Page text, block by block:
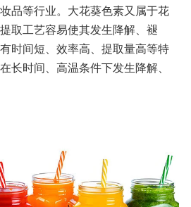
品等行业。大花葵色素又属于花
取工艺容易使其发生降解、褪
时间短、效率高、提取量高等特
长时间、高温条件下发生降解、